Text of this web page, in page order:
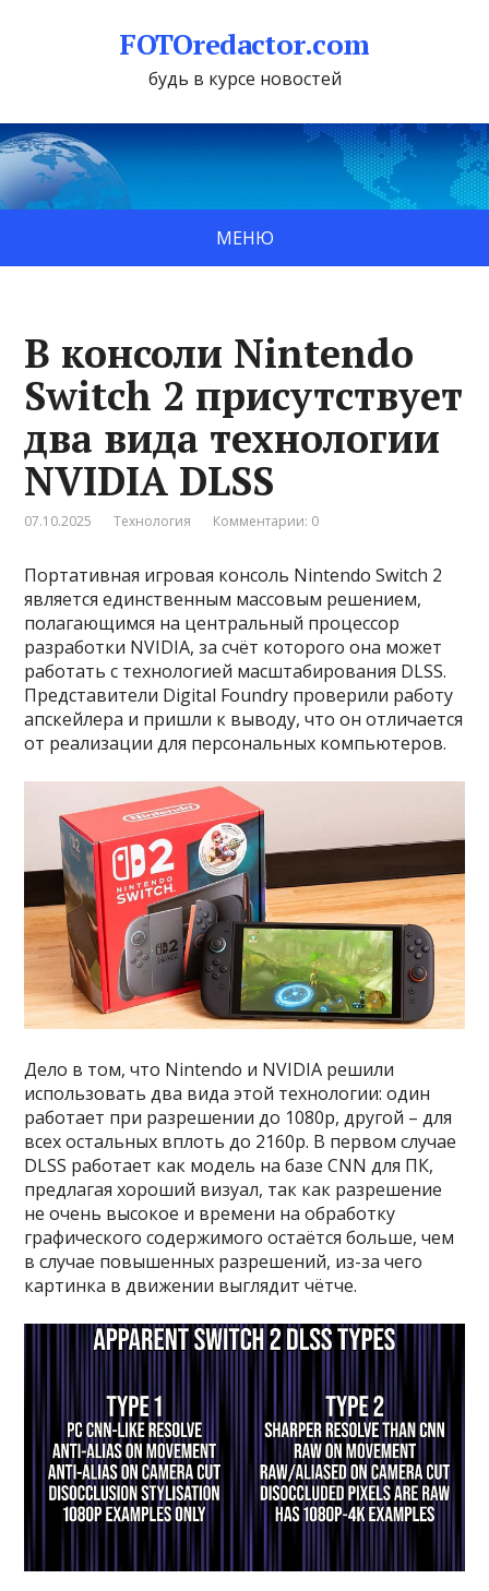
FOTOredactor.com
будь в курсе новостей
МЕНЮ
В консоли Nintendo
Switch 2 присутствует
два вида технологии
NVIDIA DLSS
07.10.2025 Технология Комментарии: 0
Портативная игровая консоль Nintendo Switch 2
является единственным массовым решением,
полагающимся на центральный процессор
разработки NVIDIA, за счёт которого она может
работать с технологией масштабирования DLSS.
Представители Digital Foundry проверили работу
апскейлера и пришли к выводу, что он отличается
от реализации для персональных компьютеров.
Дело в том, что Nintendo и NVIDIA решили
использовать два вида этой технологии: один
работает при разрешении до 1080p, другой – для
всех остальных вплоть до 2160p. В первом случае
DLSS работает как модель на базе CNN для ПК,
предлагая хороший визуал, так как разрешение
не очень высокое и времени на обработку
графического содержимого остаётся больше, чем
в случае повышенных разрешений, из-за чего
картинка в движении выглядит чётче.